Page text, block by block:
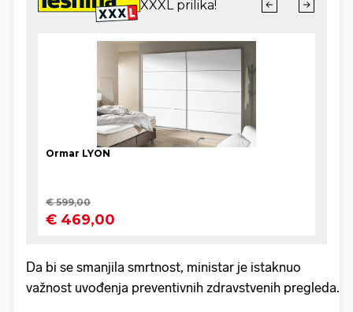
Da bi se smanjila smrtnost, ministar je istaknuo
važnost uvođenja preventivnih zdravstvenih pregleda.